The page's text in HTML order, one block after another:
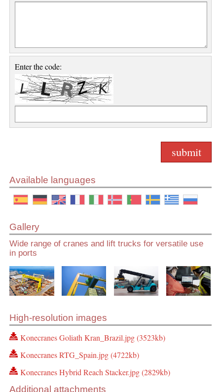
Enter the code:
Available languages
Gallery
Wide range of cranes and lift trucks for versatile use
in ports
High-resolution images
Konecranes Goliath Kran_Brazil.jpg (3523kb)
Konecranes RTG_Spain.jpg (4722kb)
Konecranes Hybrid Reach Stacker.jpg (2829kb)
Additional attachments